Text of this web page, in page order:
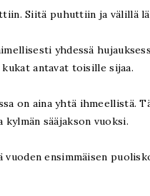
Siitä puhuttiin ja välillä
yhdessä
antavat toisille sijaa.
on aina yhtä ihmeellistä.
sääjakson vuoksi.
vuoden ensimmäisen